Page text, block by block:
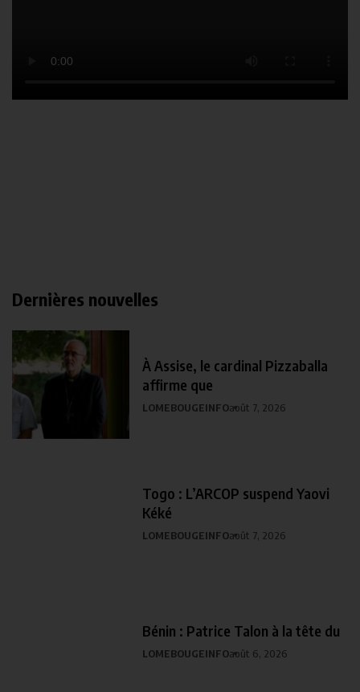
Dernières nouvelles
À Assise, le cardinal Pizzaballa
affirme que
LOMEBOUGEINFOaoût 7, 2026
Togo : L’ARCOP suspend Yaovi
Kéké
LOMEBOUGEINFOaoût 7, 2026
Bénin : Patrice Talon à la tête du
LOMEBOUGEINFOaoût 6, 2026